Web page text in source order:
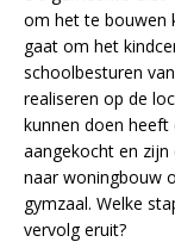
om het te bouwen
gaat om het
schoolbesturen
realiseren op de
kunnen doen
aangekocht en
naar woningbouw
gymzaal. Welke
vervolg eruit?